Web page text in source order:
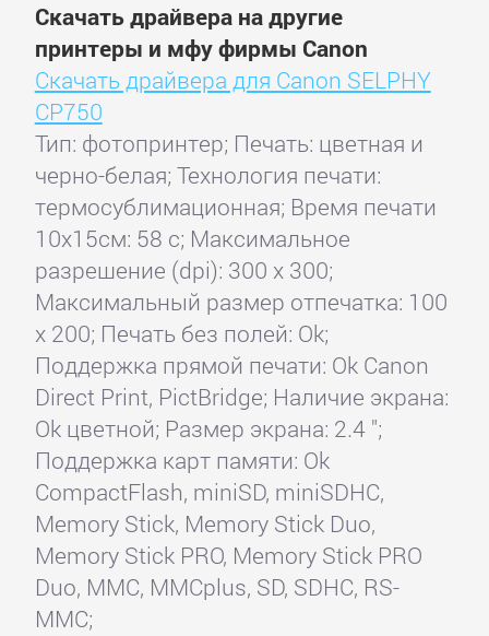
Скачать драйвера на другие
принтеры и мфу фирмы Canon
Скачать драйвера для Canon SELPHY
CP750
Тип: фотопринтер; Печать: цветная и
черно-белая; Технология печати:
термосублимационная; Время печати
10x15см: 58 с; Максимальное
разрешение (dpi): 300 x 300;
Максимальный размер отпечатка: 100
x 200; Печать без полей: Ok;
Поддержка прямой печати: Ok Canon
Direct Print, PictBridge; Наличие экрана:
Ok цветной; Размер экрана: 2.4 ";
Поддержка карт памяти: Ok
CompactFlash, miniSD, miniSDHC,
Memory Stick, Memory Stick Duo,
Memory Stick PRO, Memory Stick PRO
Duo, MMC, MMCplus, SD, SDHC, RS-
MMC;